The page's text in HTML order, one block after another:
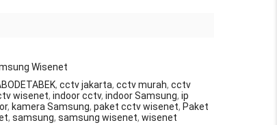
Wisenet
, cctv jakarta, cctv murah, cctv
wisenet, indoor cctv, indoor Samsung, ip
, kamera Samsung, paket cctv wisenet, Paket
, samsung, samsung wisenet, wisenet